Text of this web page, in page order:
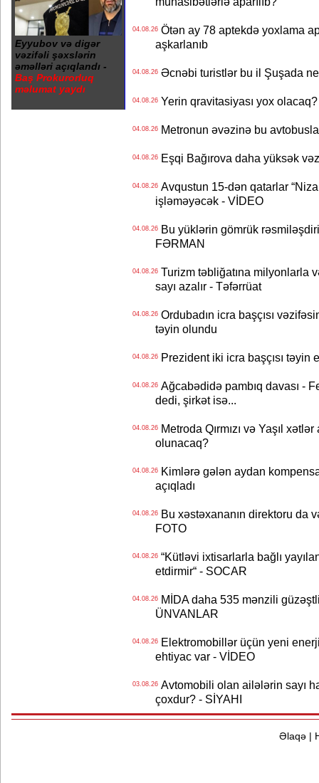
Eyyubov və digər
vəzifəli şəxslərin
əməlləri açıqlandı -
Baş Prokurorluq
məlumat yaydı
04.08.26Ötən ay 78 aptekdə yoxlama
aşkarlanıb
04.08.26Əcnəbi turistlər bu il Şuşada
04.08.26Yerin qravitasiyası yox
04.08.26Metronun əvəzinə bu
04.08.26Eşqi Bağırova daha yüksək
04.08.26Avqustun 15-dən qatarlar
işləməyəcək - VİDEO
04.08.26Bu yüklərin gömrük
FƏRMAN
04.08.26Turizm təbliğatına milyonlarla
sayı azalır - Təfərrüat
04.08.26Ordubadın icra başçısı
təyin olundu
04.08.26Prezident iki icra başçısı təyin
04.08.26Ağcabədidə pambıq davası -
dedi, şirkət isə...
04.08.26Metroda Qırmızı və Yaşıl
olunacaq?
04.08.26Kimlərə gələn aydan
açıqladı
04.08.26Bu xəstəxananın direktoru da
FOTO
04.08.26“Kütləvi ixtisarlarla bağlı
etdirmir“ - SOCAR
04.08.26MİDA daha 535 mənzili güzəştli
ÜNVANLAR
04.08.26Elektromobillər üçün yeni
ehtiyac var - VİDEO
03.08.26Avtomobili olan ailələrin sayı
çoxdur? - SİYAHI
Əlaqə|